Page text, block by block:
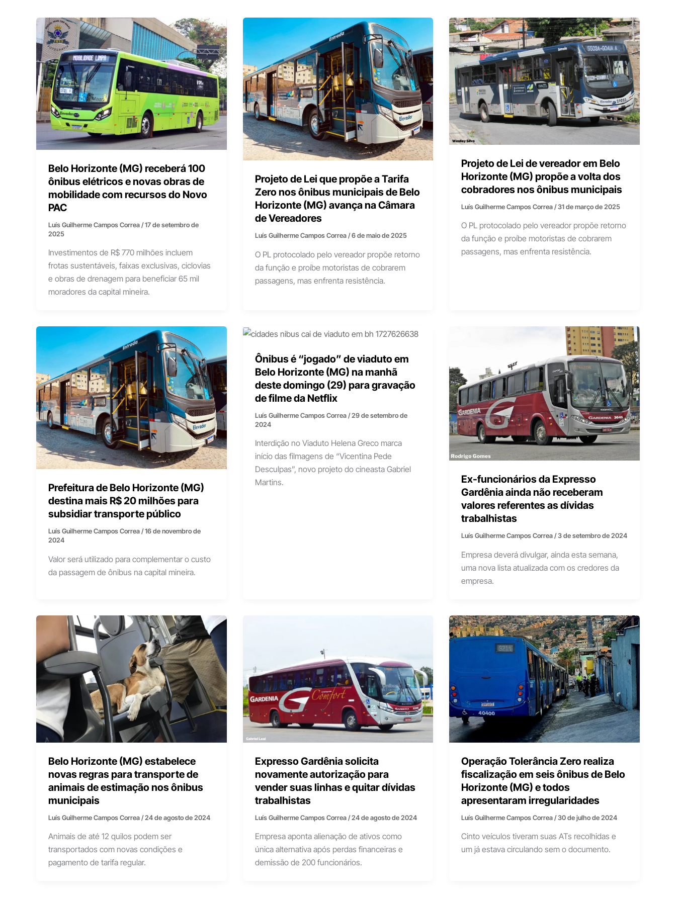
Belo Horizonte (MG) receberá 100
ônibus elétricos e novas obras de
mobilidade com recursos do Novo
PAC
Luís Guilherme Campos Correa/17 de setembro de
2025
Investimentos de R$ 770 milhões incluem
frotas sustentáveis, faixas exclusivas, ciclovias
e obras de drenagem para beneficiar 65 mil
moradores da capital mineira.
Projeto de Lei que propõe a Tarifa
Zero nos ônibus municipais de Belo
Horizonte (MG) avança na Câmara
de Vereadores
Luís Guilherme Campos Correa/6 de maio de 2025
O PL protocolado pelo vereador propõe retorno
da função e proíbe motoristas de cobrarem
passagens, mas enfrenta resistência.
Projeto de Lei de vereador em Belo
Horizonte (MG) propõe a volta dos
cobradores nos ônibus municipais
Luís Guilherme Campos Correa/31 de março de 2025
O PL protocolado pelo vereador propõe retorno
da função e proíbe motoristas de cobrarem
passagens, mas enfrenta resistência.
Prefeitura de Belo Horizonte (MG)
destina mais R$ 20 milhões para
subsidiar transporte público
Luís Guilherme Campos Correa/16 de novembro de
2024
Valor será utilizado para complementar o custo
da passagem de ônibus na capital mineira.
Ônibus é “jogado” de viaduto em
Belo Horizonte (MG) na manhã
deste domingo (29) para gravação
de filme da Netflix
Luís Guilherme Campos Correa/29 de setembro de
2024
Interdição no Viaduto Helena Greco marca
início das filmagens de “Vicentina Pede
Desculpas”, novo projeto do cineasta Gabriel
Martins.
Ex-funcionários da Expresso
Gardênia ainda não receberam
valores referentes as dívidas
trabalhistas
Luís Guilherme Campos Correa/3 de setembro de 2024
Empresa deverá divulgar, ainda esta semana,
uma nova lista atualizada com os credores da
empresa.
Belo Horizonte (MG) estabelece
novas regras para transporte de
animais de estimação nos ônibus
municipais
Luís Guilherme Campos Correa/24 de agosto de 2024
Animais de até 12 quilos podem ser
transportados com novas condições e
pagamento de tarifa regular.
Expresso Gardênia solicita
novamente autorização para
vender suas linhas e quitar dívidas
trabalhistas
Luís Guilherme Campos Correa/24 de agosto de 2024
Empresa aponta alienação de ativos como
única alternativa após perdas financeiras e
demissão de 200 funcionários.
Operação Tolerância Zero realiza
fiscalização em seis ônibus de Belo
Horizonte (MG) e todos
apresentaram irregularidades
Luís Guilherme Campos Correa/30 de julho de 2024
Cinto veículos tiveram suas ATs recolhidas e
um já estava circulando sem o documento.